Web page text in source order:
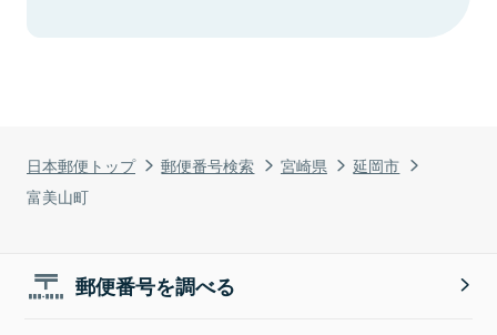
日本郵便トップ 郵便番号検索 宮崎県
延岡市
富美山町
郵便番号を調べる